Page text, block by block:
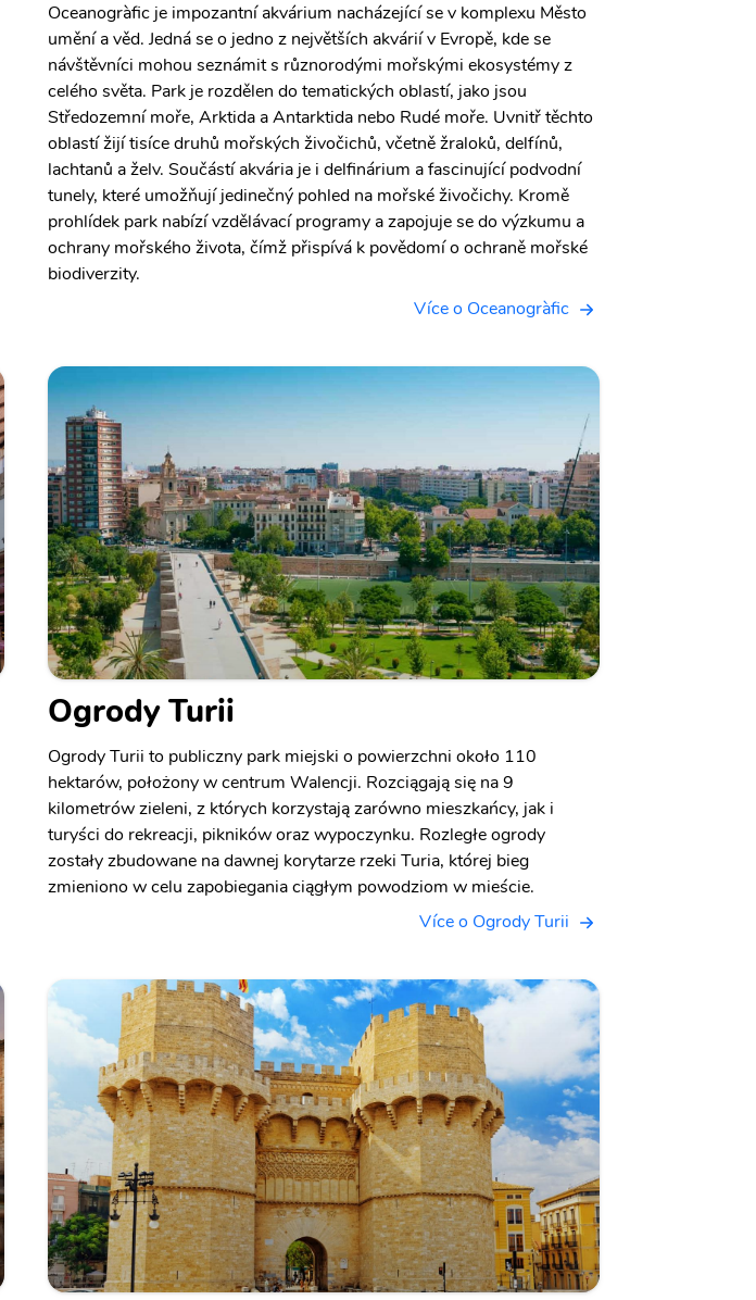
Oceanogràfic je impozantní akvárium nacházející se v komplexu Město
umění a věd. Jedná se o jedno z největších akvárií v Evropě, kde se
návštěvníci mohou seznámit s různorodými mořskými ekosystémy z
celého světa. Park je rozdělen do tematických oblastí, jako jsou
Středozemní moře, Arktida a Antarktida nebo Rudé moře. Uvnitř těchto
oblastí žijí tisíce druhů mořských živočichů, včetně žraloků, delfínů,
lachtanů a želv. Součástí akvária je i delfinárium a fascinující podvodní
tunely, které umožňují jedinečný pohled na mořské živočichy. Kromě
prohlídek park nabízí vzdělávací programy a zapojuje se do výzkumu a
ochrany mořského života, čímž přispívá k povědomí o ochraně mořské
biodiverzity.
Více o Oceanogràfic
Ogrody Turii
Ogrody Turii to publiczny park miejski o powierzchni około 110
hektarów, położony w centrum Walencji. Rozciągają się na 9
kilometrów zieleni, z których korzystają zarówno mieszkańcy, jak i
turyści do rekreacji, pikników oraz wypoczynku. Rozległe ogrody
zostały zbudowane na dawnej korytarze rzeki Turia, której bieg
zmieniono w celu zapobiegania ciągłym powodziom w mieście.
Více o Ogrody Turii